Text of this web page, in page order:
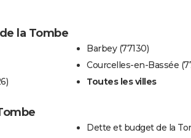
la Tombe
Barbey (77130)
Courcelles-en-Bassée
Toutes les villes
Dette et budget de la